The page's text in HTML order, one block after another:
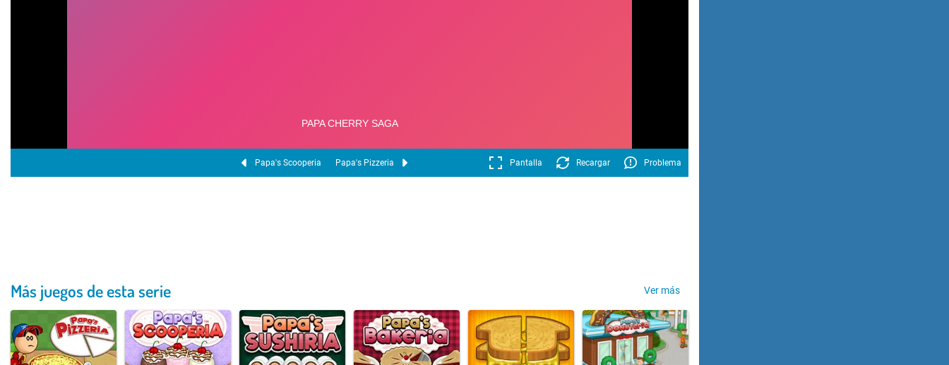
Papa's Scooperia Papa's Pizzeria Pantalla Recargar Problema
Más juegos de esta serie Ver más